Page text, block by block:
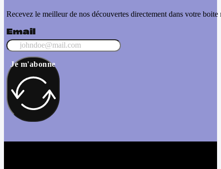
Recevez le meilleur de nos découvertes directement dans votre boite
Email
Je m'abonne